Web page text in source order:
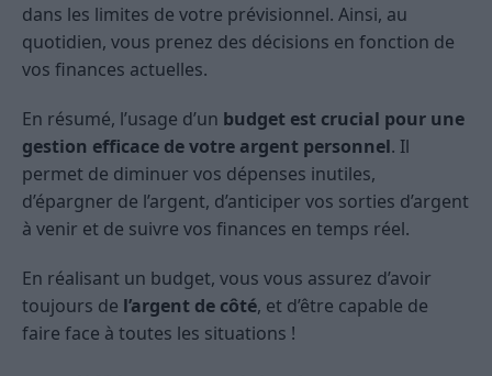
dans les limites de votre prévisionnel. Ainsi, au
quotidien, vous prenez des décisions en fonction de
vos finances actuelles.
En résumé, l’usage d’un budget est crucial pour une
gestion efficace de votre argent personnel. Il
permet de diminuer vos dépenses inutiles,
d’épargner de l’argent, d’anticiper vos sorties d’argent
à venir et de suivre vos finances en temps réel.
En réalisant un budget, vous vous assurez d’avoir
toujours de l’argent de côté, et d’être capable de
faire face à toutes les situations !